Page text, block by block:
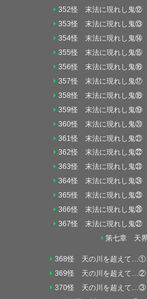
352怪 末法に現れし鬼⑫
353怪 末法に現れし鬼⑬
354怪 末法に現れし鬼⑭
355怪 末法に現れし鬼⑮
356怪 末法に現れし鬼⑯
357怪 末法に現れし鬼⑰
358怪 末法に現れし鬼⑱
359怪 末法に現れし鬼⑲
360怪 末法に現れし鬼⑳
361怪 末法に現れし鬼㉑
362怪 末法に現れし鬼㉒
363怪 末法に現れし鬼㉓
364怪 末法に現れし鬼㉔
365怪 末法に現れし鬼㉕
366怪 末法に現れし鬼㉖
367怪 末法に現れし鬼㉗
第七章 天
368怪 天の川を超えて…①
369怪 天の川を超えて…②
370怪 天の川を超えて…③